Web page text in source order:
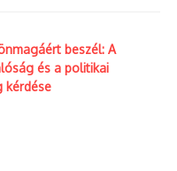
beszél: A
és a politikai
kérdése